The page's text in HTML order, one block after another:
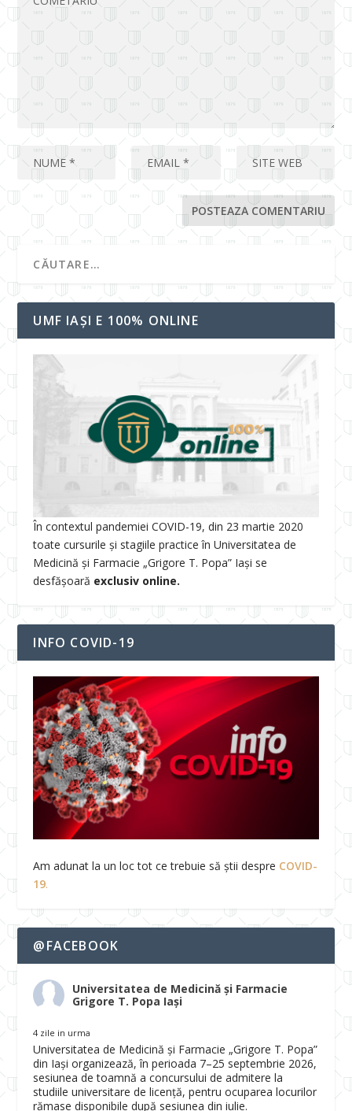
UMF IAȘI E 100% ONLINE
În contextul pandemiei COVID-19, din 23 martie 2020
toate cursurile și stagiile practice în Universitatea de
Medicină și Farmacie „Grigore T. Popa” Iași se
desfășoară exclusiv online.
INFO COVID-19
Am adunat la un loc tot ce trebuie să știi despre COVID-
19.
@FACEBOOK
Universitatea de Medicină și Farmacie
Grigore T. Popa Iași
4 zile in urma
Universitatea de Medicină și Farmacie „Grigore T. Popa”
din Iași organizează, în perioada 7–25 septembrie 2026,
sesiunea de toamnă a concursului de admitere la
studiile universitare de licență, pentru ocuparea locurilor
rămase disponibile după sesiunea din iulie.